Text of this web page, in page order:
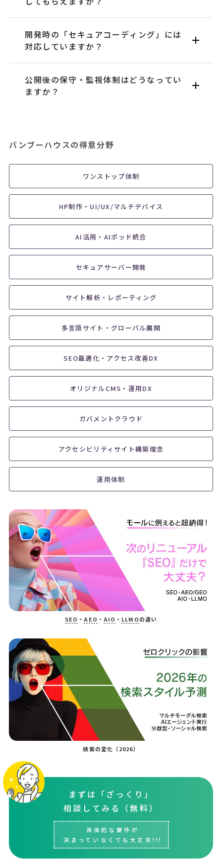
開発時の「セキュアコーディング」には
対応していますか？
公開後の保守・監視体制はどうなってい
ますか？
バンブーハウスの得意分野
ワンストップ体制
HP制作・UI/UX/マルチデバイス
AI活用・AIポッド統合
セキュアサーバー開発
サイト解析・レポーティング
多言語サイト・グローバル展開
SEO最適化・アクセス改善DX
オリジナルCMS・運用DX
ガバメントクラウド
アクセシビリティサイト構築理念
運用体制
SEO ・AEO ・ AIO ・ LLMOの違い
検索の変化（2026）
まずは「ざっくり」
相談してみる（無料）
具体的な要件が
決まっていなくても大丈夫!!!